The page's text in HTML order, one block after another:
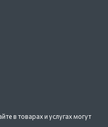
в товарах и услугах могут